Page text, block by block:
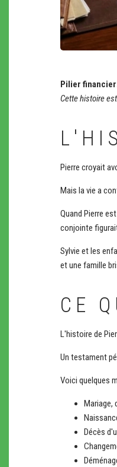
Pilier financier
Cette histoire
Pierre croyait
Mais la vie a
Quand Pierre
conjointe
Sylvie et les
et une famille
CE
L'histoire de
Un testament
Voici quelques
Mariage,
Décès